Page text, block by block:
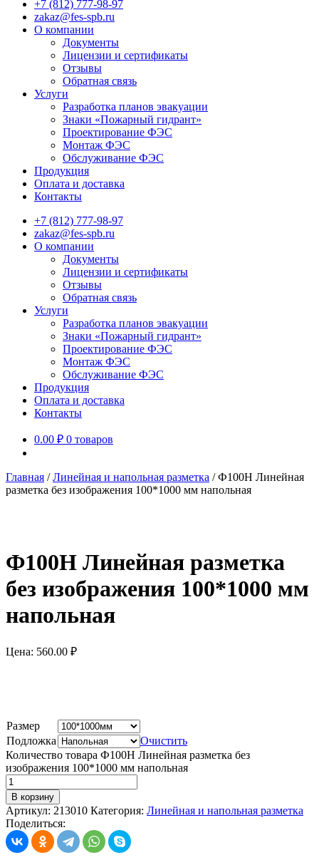
+7 (812) 777-98-97
zakaz@fes-spb.ru
О компании
Документы
Лицензии и сертификаты
Отзывы
Обратная связь
Услуги
Разработка планов эвакуации
Знаки «Пожарный гидрант»
Проектирование ФЭС
Монтаж ФЭС
Обслуживание ФЭС
Продукция
Оплата и доставка
Контакты
+7 (812) 777-98-97
zakaz@fes-spb.ru
О компании
Документы
Лицензии и сертификаты
Отзывы
Обратная связь
Услуги
Разработка планов эвакуации
Знаки «Пожарный гидрант»
Проектирование ФЭС
Монтаж ФЭС
Обслуживание ФЭС
Продукция
Оплата и доставка
Контакты
0.00 ₽ 0 товаров
Главная /Линейная и напольная разметка /Ф100Н Линейная
разметка без изображения 100*1000 мм напольная
Ф100Н Линейная разметка
без изображения 100*1000 мм
напольная
Цена: 560.00 ₽
Размер
Подложка
Очистить
Количество товара Ф100Н Линейная разметка без
изображения 100*1000 мм напольная
В корзину
Артикул: 213010 Категория: Линейная и напольная разметка
Поделиться: